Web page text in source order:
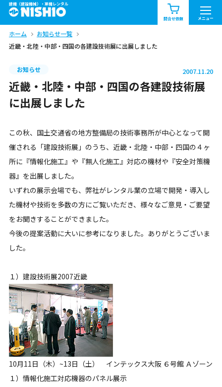
建機（建設機械）・重機レンタル
問合せ依頼 メニュー
商品一覧 お知らせ一覧
問合せ依頼リスト
北海道 東北 関東
中部
九州・沖縄（外部）
ホーム
お知らせ一覧
近畿・北陸・中部・四国の各建設技術展に出展しました
お知らせ 2007.11.20
近畿・北陸・中部・四国の各建設技術展
に出展しました
この秋、国土交通省の地方整備局の技術事務所が中心となって開
催される「建設技術展」のうち、近畿・北陸・中部・四国の４ヶ
所に『情報化施工』や『無人化施工』対応の機材や『安全対策機
器』を出展しました。
いずれの展示会場でも、弊社がレンタル業の立場で開発・導入し
た機材や技術を多数の方にご覧いただき、様々なご意見・ご要望
をお聞きすることができました。
今後の提案活動に大いに参考になりました。ありがとうございま
した。
１）建設技術展2007近畿
10月11日（木）~13日（土） インテックス大阪 ６号館 Ａゾーン
１）情報化施工対応機器のパネル展示